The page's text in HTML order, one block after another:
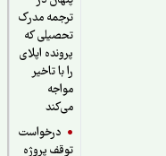
ترجمه مدرک
تحصیلی که
پرونده اپلای
را با تاخیر
درخواست
توقف پروژه